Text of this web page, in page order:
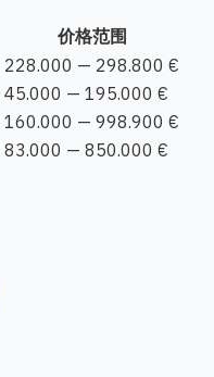
价格范围
228.000 — 298.800 €
45.000 — 195.000 €
160.000 — 998.900 €
83.000 — 850.000 €